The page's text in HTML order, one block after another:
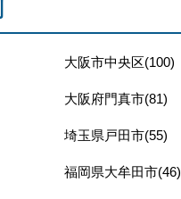
大阪市中央区(100)
大阪府門真市(81)
埼玉県戸田市(55)
福岡県大牟田市(46)